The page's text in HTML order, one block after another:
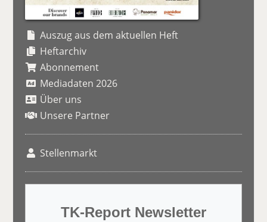
Auszug aus dem aktuellen Heft
Heftarchiv
Abonnement
Mediadaten 2026
Über uns
Unsere Partner
Stellenmarkt
TK-Report Newsletter